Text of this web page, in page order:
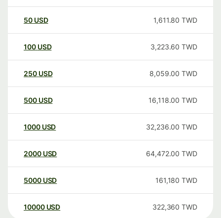
50 USD 1,611.80 TWD
100 USD 3,223.60 TWD
250 USD 8,059.00 TWD
500 USD 16,118.00 TWD
1000 USD 32,236.00 TWD
2000 USD 64,472.00 TWD
5000 USD 161,180 TWD
10000 USD 322,360 TWD